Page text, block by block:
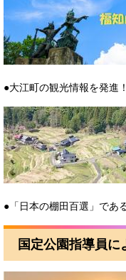
●大江町の観光情報を発進！
●「日本の棚田百選」であ
国定公園指導員に